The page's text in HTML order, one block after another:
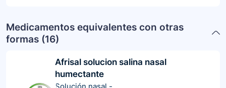
Medicamentos equivalentes con otras
formas (16)
Afrisal solucion salina nasal
humectante
Solución nasal -